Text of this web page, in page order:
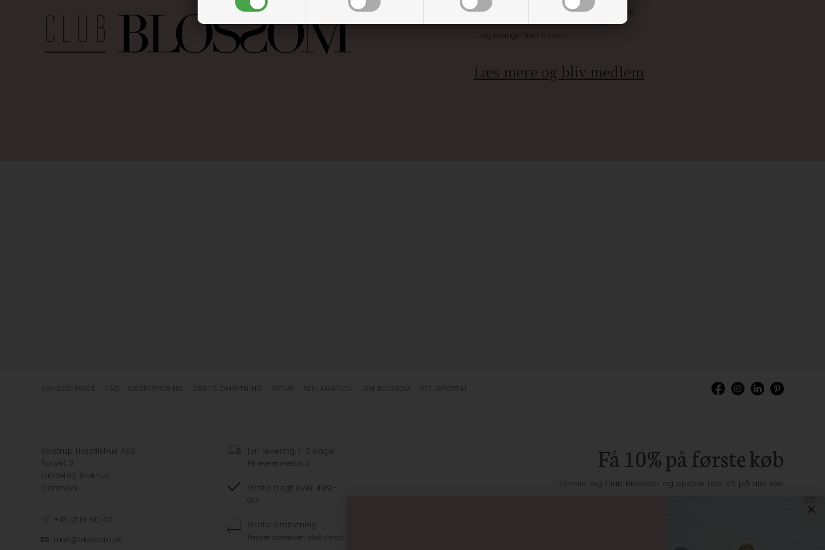
Brug dine point allerede på næste køb
.... og mange flere fordele
Læs mere og bliv medlem
KUNDESERVICE FAQ - ORDRESPORING GRATIS OMBYTNING RETUR REKLAMATION OM BLOSSOM RETURPORTAL
Kalstrup Livsstilshus ApS
Torvet 3
DK-9492 Blokhus
Danmark
+45 21 13 60 40
mail@blossom.dk
Lyn levering, 1-3 dage
Få leveret med GLS
Gratis fragt over 499,-
GLS
Gratis ombytning
Passer størrelsen ikke? ombyt gratis
Få 10% på første køb
Tilmeld dig Club Blossom og opspar fast 3% på alle køb